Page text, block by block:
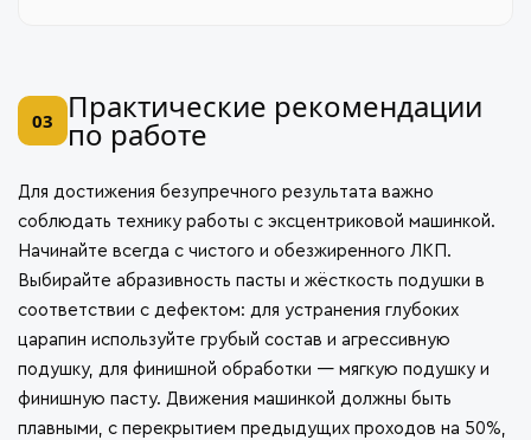
03 Практические рекомендации
по работе
Для достижения безупречного результата важно
соблюдать технику работы с эксцентриковой машинкой.
Начинайте всегда с чистого и обезжиренного ЛКП.
Выбирайте абразивность пасты и жёсткость подушки в
соответствии с дефектом: для устранения глубоких
царапин используйте грубый состав и агрессивную
подушку, для финишной обработки — мягкую подушку и
финишную пасту. Движения машинкой должны быть
плавными, с перекрытием предыдущих проходов на 50%,